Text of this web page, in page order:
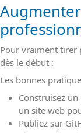
Pour vraiment tirer
dès le début :
Les bonnes
Construisez
un site web
Publiez sur